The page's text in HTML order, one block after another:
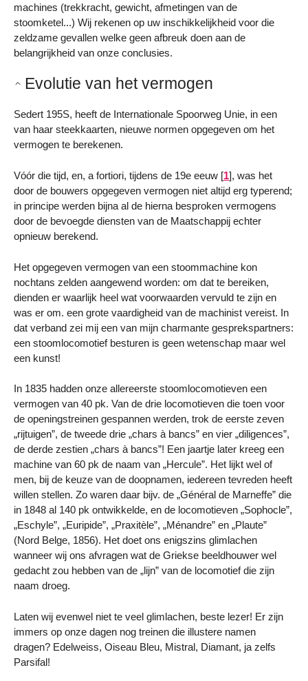
machines (trekkracht, gewicht, afmetingen van de
stoomketel...) Wij rekenen op uw inschikkelijkheid voor die
zeldzame gevallen welke geen afbreuk doen aan de
belangrijkheid van onze conclusies.
Evolutie van het vermogen
Sedert 195S, heeft de Internationale Spoorweg Unie, in een
van haar steekkaarten, nieuwe normen opgegeven om het
vermogen te berekenen.
Vóór die tijd, en, a fortiori, tijdens de 19e eeuw [1], was het
door de bouwers opgegeven vermogen niet altijd erg typerend;
in principe werden bijna al de hierna besproken vermogens
door de bevoegde diensten van de Maatschappij echter
opnieuw berekend.
Het opgegeven vermogen van een stoommachine kon
nochtans zelden aangewend worden: om dat te bereiken,
dienden er waarlijk heel wat voorwaarden vervuld te zijn en
was er om. een grote vaardigheid van de machinist vereist. In
dat verband zei mij een van mijn charmante gesprekspartners:
een stoomlocomotief besturen is geen wetenschap maar wel
een kunst!
In 1835 hadden onze allereerste stoomlocomotieven een
vermogen van 40 pk. Van de drie locomotieven die toen voor
de openingstreinen gespannen werden, trok de eerste zeven
„rijtuigen”, de tweede drie „chars à bancs” en vier „diligences”,
de derde zestien „chars à bancs”! Een jaartje later kreeg een
machine van 60 pk de naam van „Hercule”. Het lijkt wel of
men, bij de keuze van de doopnamen, iedereen tevreden heeft
willen stellen. Zo waren daar bijv. de „Général de Marneffe” die
in 1848 al 140 pk ontwikkelde, en de locomotieven „Sophocle”,
„Eschyle”, „Euripide”, „Praxitèle”, „Ménandre” en „Plaute”
(Nord Belge, 1856). Het doet ons enigszins glimlachen
wanneer wij ons afvragen wat de Griekse beeldhouwer wel
gedacht zou hebben van de „lijn” van de locomotief die zijn
naam droeg.
Laten wij evenwel niet te veel glimlachen, beste lezer! Er zijn
immers op onze dagen nog treinen die illustere namen
dragen? Edelweiss, Oiseau Bleu, Mistral, Diamant, ja zelfs
Parsifal!